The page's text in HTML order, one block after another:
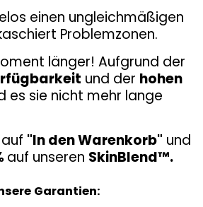
einen ungleichmäßigen
Problemzonen.
länger! Aufgrund der
und der hohen
es sie nicht mehr lange
"In den Warenkorb" und
auf unseren SkinBlend™.
Garantien: